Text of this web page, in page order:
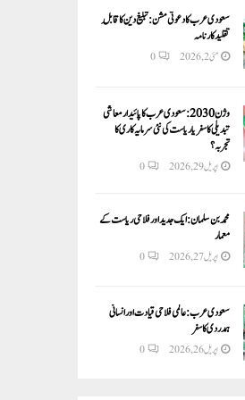
سعودی عرب کا دعوتی مشن: تبلیغ دین کا قابلِ
تقلید کارنامہ
مئی 2, 2026 0
وژن 2030:سعودی عرب کا پائیدار معاشی
تبدیلی کا سفر یا ریاست کی نئی سرمایہ کاری کا
تجربہ؟
اپریل 29, 2026 0
محمد بن سلمان: ایک جدید اور فلاحی ریاست کے
معمار
اپریل 27, 2026 0
سعودی عرب: عالمی فلاحی قیادت اور انسانی
ہمدردی کا سفر
اپریل 26, 2026 0